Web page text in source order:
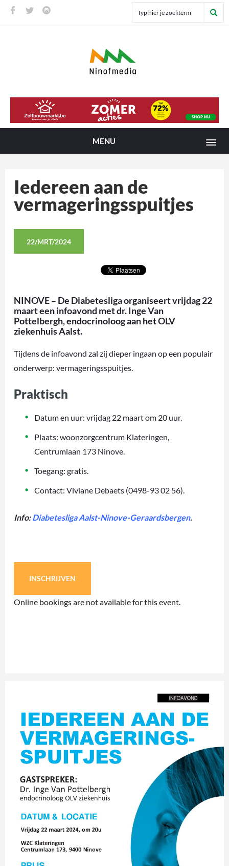
MENU
Iedereen aan de
vermageringsspuitjes
22/MRT/2024
NINOVE – De Diabetesliga organiseert vrijdag 22
maart een infoavond met dr. Inge Van
Pottelbergh, endocrinoloog aan het OLV
ziekenhuis Aalst.
Tijdens de infoavond zal zij dieper ingaan op een populair
onderwerp: vermageringsspuitjes.
Praktisch
Datum en uur: vrijdag 22 maart om 20 uur.
Plaats: woonzorgcentrum Klateringen,
Centrumlaan 173 Ninove.
Toegang: gratis.
Contact: Viviane Debaets (0498-93 02 56).
Info:Diabetesliga Aalst-Ninove-Geraardsbergen.
INSCHRIJVEN
Online bookings are not available for this event.